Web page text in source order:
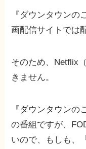
『ダウンタウン
画配信サイトでは
そのため、Netflix
きません。
『ダウンタウン
の番組ですが、
いので、もしも、